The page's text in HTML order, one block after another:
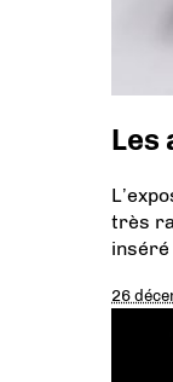
Les
très
inséré
26